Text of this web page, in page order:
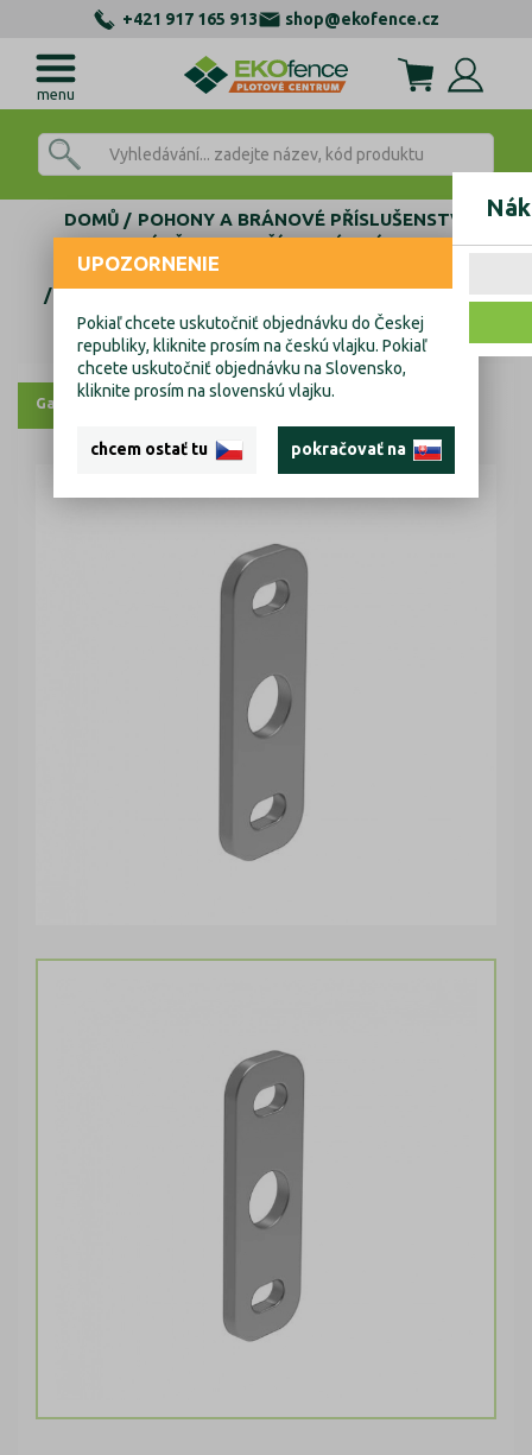
+421 917 165 913 shop@ekofence.cz
menu
DOMŮ
POHONY A BRÁNOVÉ PŘÍSLUŠENSTVÍ
ZÁVĚSY PRO KŘÍDLOVÉ BRÁNY
FLEX NASTAVITELNÉ ZÁVĚSY VRATOVÉ
KOMPONENTY FLEX ZÁVĚSŮ
Závěs - deska, Fe, 30x90x5mm
Galerie Výkresy
UPOZORNENIE
Pokiaľ chcete uskutočniť objednávku do Českej
republiky, kliknite prosím na českú vlajku. Pokiaľ
chcete uskutočniť objednávku na Slovensko,
kliknite prosím na slovenskú vlajku.
chcem ostať tu pokračovať na